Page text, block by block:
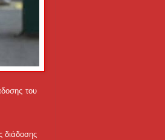
του
διάδοσης